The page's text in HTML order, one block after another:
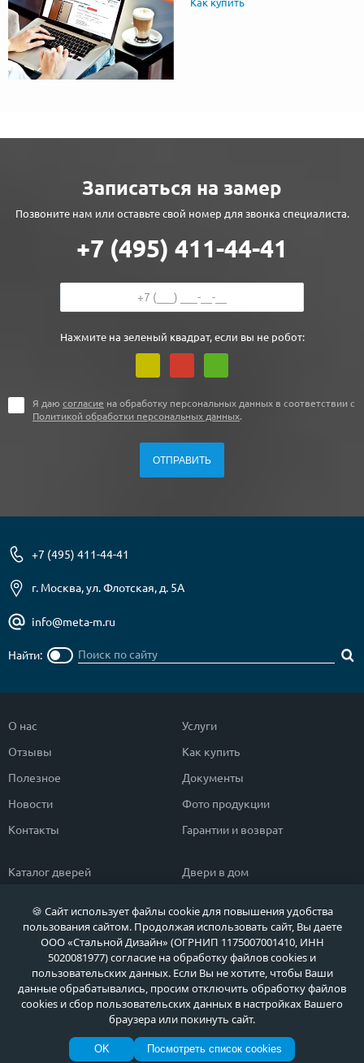
Записаться на замер
Позвоните нам или оставьте свой номер для звонка специалиста.
+7 (495) 411-44-41
Нажмите на зеленый квадрат, если вы не робот:
Я даю согласие на обработку персональных данных в соответствии с
Политикой обработки персональных данных
+7 (495) 411-44-41
г. Москва, ул. Флотская, д. 5А
info@meta-m.ru
Найти:
О нас
Отзывы
Полезное
Новости
Контакты
Услуги
Как купить
Документы
Фото продукции
Гарантии и возврат
Каталог дверей
Популярные двери
Быстрый подбор двери
Двери класса ЭКОНОМ
Двери в дом
Двери в квартиру
Тамбурные двери
Противопожарные двери
Политика обработки персональных данных
Политика обработки файлов Cookie
© МЕТА ДВЕРИ, Входные металлические двери в Москве и Московской области
🍪 Сайт использует файлы cookie для повышения удобства
пользования сайтом. Продолжая использовать сайт, Вы даете
ООО «Стальной Дизайн» (ОГРНИП 1175007001410, ИНН
5020081977) согласие на обработку файлов cookies и
пользовательских данных. Если Вы не хотите, чтобы Ваши
данные обрабатывались, просим отключить обработку файлов
cookies и сбор пользовательских данных в настройках Вашего
браузера или покинуть сайт.
OK Посмотреть список cookies